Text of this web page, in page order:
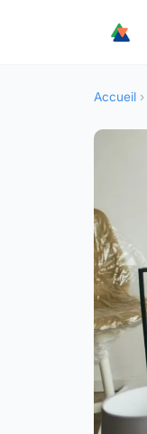
Accueil ›